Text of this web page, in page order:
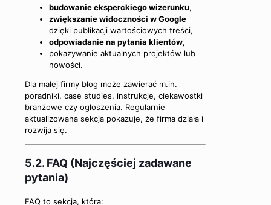
budowanie eksperckiego wizerunku,
zwiększanie widoczności w Google
dzięki publikacji wartościowych treści,
odpowiadanie na pytania klientów,
pokazywanie aktualnych projektów lub
nowości.
Dla małej firmy blog może zawierać m.in.
poradniki, case studies, instrukcje, ciekawostki
branżowe czy ogłoszenia. Regularnie
aktualizowana sekcja pokazuje, że firma działa i
rozwija się.
5.2. FAQ (Najczęściej zadawane
pytania)
FAQ to sekcja, która: